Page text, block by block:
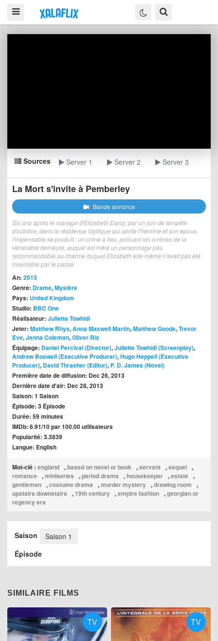
Sources Server 1 Server 2 Server 3
La Mort s'invite à Pemberley
Bande annonce
Six ans après le mariage d'Elizabeth Darcy, par un soir de tempête
d'octobre, dans la résidence idyllique qui abrite l'héroïne et son époux,
l'impensable se produit : un crime a lieu, polluant les ombres de la
vénérable demeure, auquel est mêlé un personnage peu
recommandable au charme duquel Elizabeth elle-même n'avait pas été
insensible par le passé.
An: 2013
Genre: Drame,Mystère
Pays: United Kingdom
Studio: BBC One
Réalisateur: Juliette Towhidi
Jeter: Matthew Rhys,Anna Maxwell Martin,Matthew Goode,Trevor
Eve,Jenna Coleman,Oliver Rix
Équipage: Daniel Percival (Director),Juliette Towhidi (Screenplay),
Andrew Boswell (Executive Producer),Hugo Heppell (Executive
Producer), David Thrasher (Editor), P. D. James (Novel)
Première date de diffusion: Dec 26, 2013
Dernière date d'air: Dec 28, 2013
Saison: 1 Saison
Épisode: 3 Épisode
Durée: 59 minutes
IMDb: 6.91/10 par 100.00 utilisateurs
Popularité: 3.3839
Langue: English
Mot-clé : england ,based on novel or book ,servant ,sequel ,
romance ,miniseries ,period drama , housekeeper ,estate ,
gentleman ,costume drama ,murder mystery ,drawing room
,
upstairs downstairs
, 19th century ,empire fashion ,georgian or
regency era
Saison
Saison 1
Épisode
SIMILAIRE FILMS
TV TV